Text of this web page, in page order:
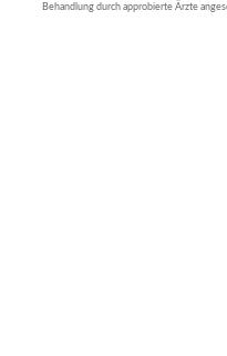
Behandlung durch approbierte Ärzte